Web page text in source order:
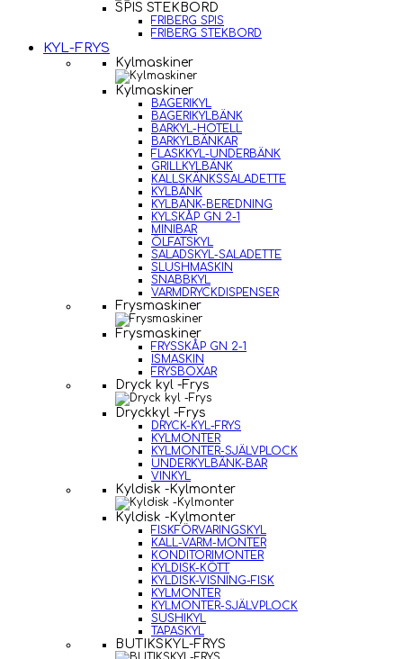
SPIS STEKBORD
FRIBERG SPIS
FRIBERG STEKBORD
KYL-FRYS
Kylmaskiner
Kylmaskiner
BAGERIKYL
BAGERIKYLBÄNK
BARKYL-HOTELL
BARKYLBÄNKAR
FLASKKYL-UNDERBÄNK
GRILLKYLBÄNK
KALLSKÄNKSSALADETTE
KYLBÄNK
KYLBÄNK-BEREDNING
KYLSKÅP GN 2-1
MINIBAR
ÖLFATSKYL
SALADSKYL-SALADETTE
SLUSHMASKIN
SNABBKYL
VARMDRYCKDISPENSER
Frysmaskiner
Frysmaskiner
FRYSSKÅP GN 2-1
ISMASKIN
FRYSBOXAR
Dryck kyl -Frys
Dryckkyl -Frys
DRYCK-KYL-FRYS
KYLMONTER
KYLMONTER-SJÄLVPLOCK
UNDERKYLBÄNK-BAR
VINKYL
Kyldisk -Kylmonter
Kyldisk -Kylmonter
FISKFÖRVARINGSKYL
KALL-VARM-MONTER
KONDITORIMONTER
KYLDISK-KÖTT
KYLDISK-VISNING-FISK
KYLMONTER
KYLMONTER-SJÄLVPLOCK
SUSHIKYL
TAPASKYL
BUTIKSKYL-FRYS